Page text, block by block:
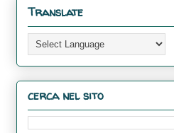
Translate
cerca nel sito